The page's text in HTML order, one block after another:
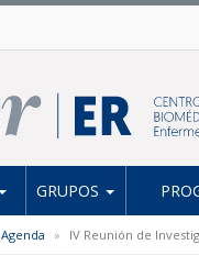
GRUPOS
Agenda IV Reunión de